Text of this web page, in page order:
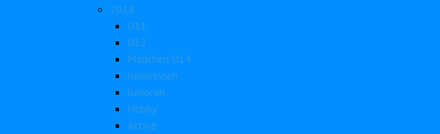
2018
U11
U12
Mädchen U14
Juniorinnen
Junioren
Hobby
Aktive